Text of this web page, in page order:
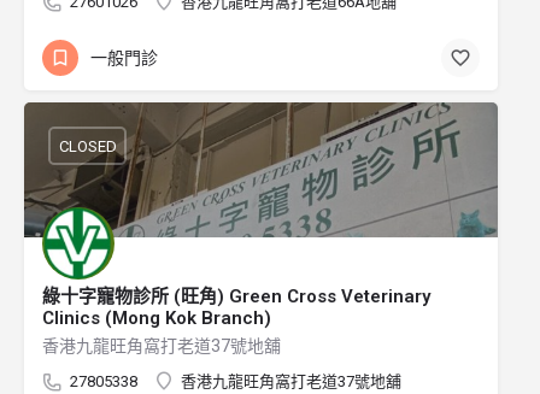
一般門診
綠十字寵物診所 (旺角) Green Cross Veterinary
Clinics (Mong Kok Branch)
香港九龍旺角窩打老道37號地舖
27805338 香港九龍旺角窩打老道37號地舖
CLOSED